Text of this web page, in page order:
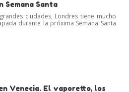
Semana Santa
ciudades, Londres tiene mucho
durante la próxima Semana Santa
Venecia. El vaporetto, los